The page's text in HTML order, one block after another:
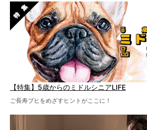
【特集】5歳からのミドルシニアLIFE
ご長寿ブヒをめざすヒントがここに！